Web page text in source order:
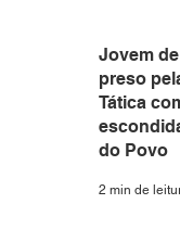
Jovem
preso
Tática
do Povo
2 min de